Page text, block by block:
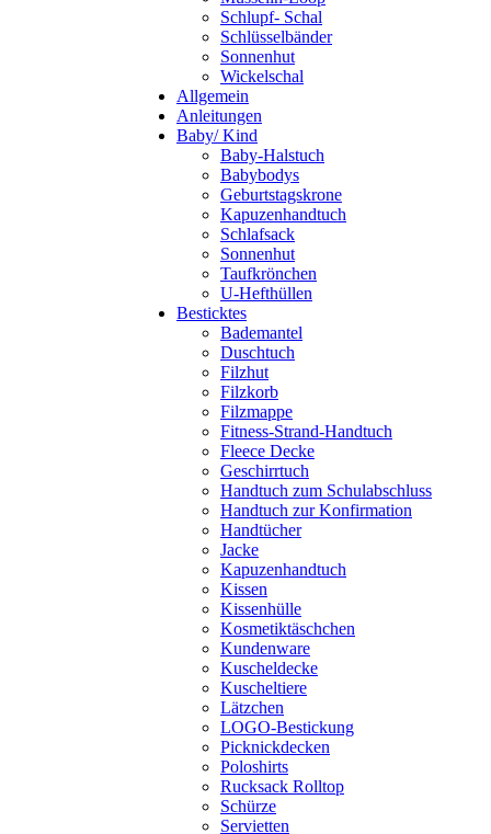
Schlupf- Schal
Schlüsselbänder
Sonnenhut
Wickelschal
Allgemein
Anleitungen
Baby/ Kind
Baby-Halstuch
Babybodys
Geburtstagskrone
Kapuzenhandtuch
Schlafsack
Sonnenhut
Taufkrönchen
U-Hefthüllen
Besticktes
Bademantel
Duschtuch
Filzhut
Filzkorb
Filzmappe
Fitness-Strand-Handtuch
Fleece Decke
Geschirrtuch
Handtuch zum Schulabschluss
Handtuch zur Konfirmation
Handtücher
Jacke
Kapuzenhandtuch
Kissen
Kissenhülle
Kosmetiktäschchen
Kundenware
Kuscheldecke
Kuscheltiere
Lätzchen
LOGO-Bestickung
Picknickdecken
Poloshirts
Rucksack Rolltop
Schürze
Servietten